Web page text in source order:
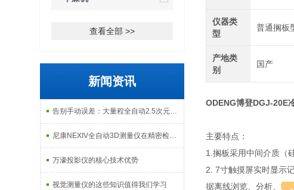
查看全部 >>
新闻资讯
告别手动误差：大量程全自动2.5次元测量机如何实现高效精密质检？
尼康NEXIV全自动3D测量仪在精密检测中的应用
万濠投影仪的核心技术优势
视觉测量仪的这些知识值得我们学习
仪器类
型
普通搁板
产地类
别
国产
ODENG博登DGJ-20E
主要特点：
1.搁板采用中间介质（
2. 7寸触摸屏实时显示
据离线浏览、分析、打